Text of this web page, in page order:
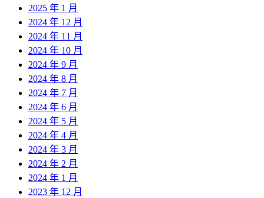
2025 年 1 月
2024 年 12 月
2024 年 11 月
2024 年 10 月
2024 年 9 月
2024 年 8 月
2024 年 7 月
2024 年 6 月
2024 年 5 月
2024 年 4 月
2024 年 3 月
2024 年 2 月
2024 年 1 月
2023 年 12 月